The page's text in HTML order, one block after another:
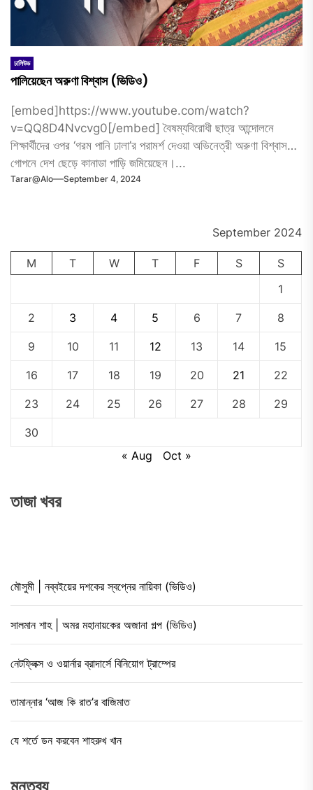
ঢালিউড
পালিয়েছেন অরুণা বিশ্বাস (ভিডিও)
[embed]https://www.youtube.com/watch?
v=QQ8D4Nvcvg0[/embed] বৈষম্যবিরোধী ছাত্র আন্দোলনে
শিক্ষার্থীদের ওপর ‘গরম পানি ঢালা’র পরামর্শ দেওয়া অভিনেত্রী অরুণা বিশ্বাস
গোপনে দেশ ছেড়ে কানাডা পাড়ি জমিয়েছেন।...
Tarar@alo September 4, 2024
September 2024
M T W T F S
S
1
2 3 4 5 6 7 8
9 10 11 12 13 14 15
16 17 18 19 20 21 22
23 24 25 26 27 28 29
30
« Aug
Oct »
তাজা খবর
মৌসুমী | নব্বইয়ের দশকের স্বপ্নের নায়িকা (ভিডিও)
সালমান শাহ | অমর মহানায়কের অজানা গল্প (ভিডিও)
নেটফ্লিক্স ও ওয়ার্নার ব্রাদার্সে বিনিয়োগ ট্রাম্পের
তামান্নার ‘আজ কি রাত’র বাজিমাত
যে শর্তে ডন করবেন শাহরুখ খান